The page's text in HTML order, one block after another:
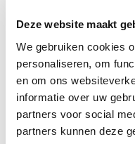
Deze website maakt
We gebruiken cookies
personaliseren, om
en om ons
informatie over uw
partners voor social
partners kunnen deze
je woning
Amsterdam is een
helaas heeft de stad
Daarom is het
beveiligen. Hieronder